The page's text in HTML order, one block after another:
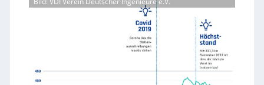
u
e
e
a
t
t
r
A
u